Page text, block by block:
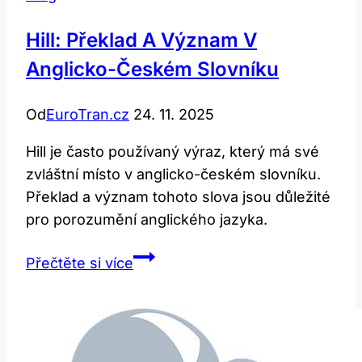
Hill: Překlad A Význam V
Anglicko-Českém Slovníku
OdEuroTran.cz 24. 11. 2025
Hill je často používaný výraz, který má své
zvláštní místo v anglicko-českém slovníku.
Překlad a význam tohoto slova jsou důležité
pro porozumění anglického jazyka.
Přečtěte si víceHill:
význam